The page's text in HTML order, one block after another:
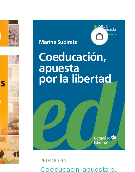
PEDAGOGÍA